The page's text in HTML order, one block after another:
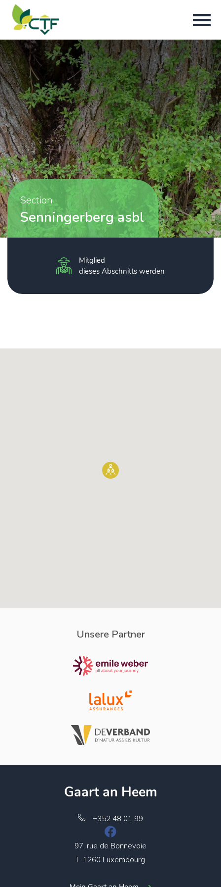
Section
Senningerberg asbl
Mitglied
dieses Abschnitts werden
Unsere Partner
Gaart an Heem
+352 48 01 99
97, rue de Bonnevoie
L-1260 Luxembourg